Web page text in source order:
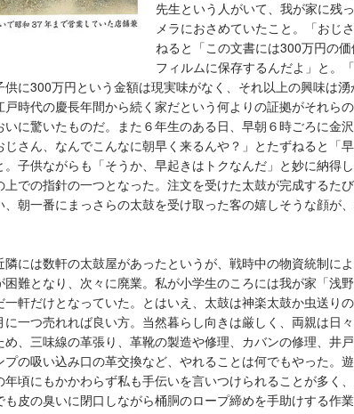
先生という人がいて、我が家に残
メラにおさめていたこと。「おじ
ねると「この文書には300万円の
フィルムに保存するんだよ」と。
供に300万円という金額は現実味がなく、それ以上の興味は湧
戸時代の慶長年間から続く家だという何よりの証拠がそれら
いに驚いたものだ。また６年生のある日、早朝６時ごろに金
じさん、なんでこんなに朝早く来るんや？」とたずねると「
。子供ながらも「そうか、早起きはトクなんだ」と妙に納得
上での指針の一つとなった。注文を受けた太鼓が完成するた
、朝一番にまっさらの太鼓を受け取った客の嬉しそうな顔が
には数軒の太鼓屋があったというが、戦時中の物資統制に
困難となり、次々に廃業。私が小学生のころには我が家「浅
一軒だけとなっていた。とはいえ、太鼓は神楽太鼓か虫送り
に一つ売れれば良い方。当然暮らし向きは厳しく、両親は日
め、三味線の革張り、革靴の製造や修理、カバンの修理、井
プの吸い込み口の革交換など、やれることは何でもやった。
年頃にもかかわらず私も手伝いを言いつけられることが多く
も皮の臭いに閉口しながら桶胴のロープ締めを手助けする作